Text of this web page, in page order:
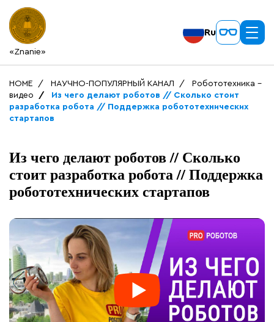
«Znanie»
Ru
HOME НАУЧНО-ПОПУЛЯРНЫЙ КАНАЛ
Робототехника -
видео
Из чего делают роботов // Сколько стоит
разработка робота // Поддержка робототехнических
стартапов
Из чего делают роботов // Сколько
стоит разработка робота // Поддержка
робототехнических стартапов